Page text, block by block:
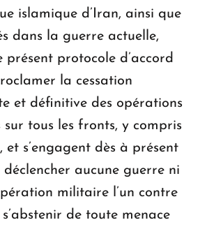
islamique d’Iran, ainsi que
dans la guerre actuelle,
présent protocole d’accord
la cessation
et définitive des opérations
tous les fronts, y compris
et s’engagent dès à présent
déclencher aucune guerre ni
militaire l’un contre
s’abstenir de toute menace